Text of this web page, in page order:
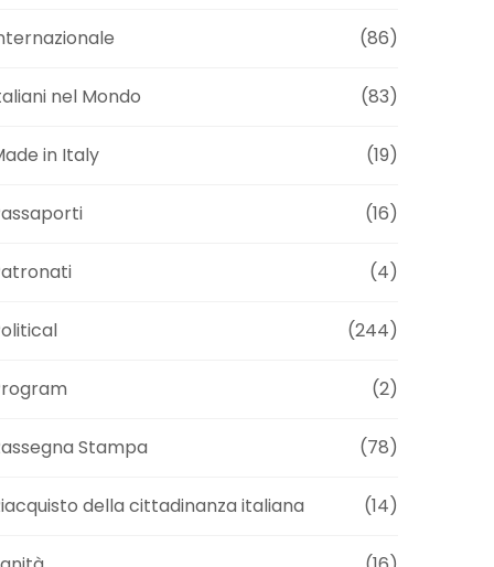
(86)
nel Mondo (83)
in Italy (19)
(16)
(4)
(244)
(2)
Stampa (78)
della cittadinanza italiana (14)